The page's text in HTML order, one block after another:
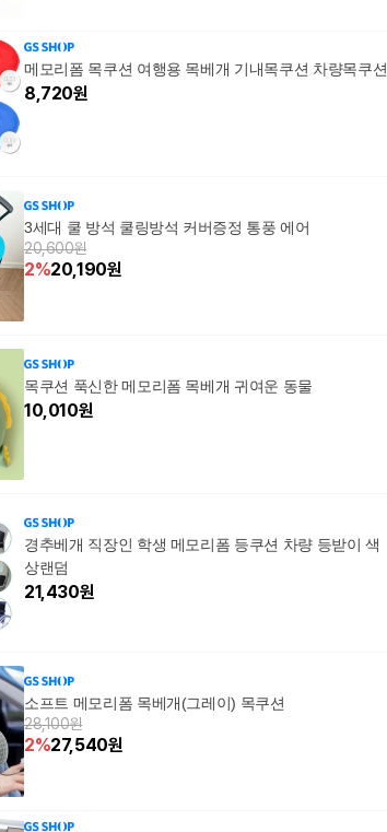
메모리폼 목쿠션 여행용 목베개 기내목쿠션 차량목쿠션
8,720원
3세대 쿨 방석 쿨링방석 커버증정 통풍 에어
20,600원
2%20,190원
목쿠션 푹신한 메모리폼 목베개 귀여운 동물
10,010원
경추베개 직장인 학생 메모리폼 등쿠션 차량 등받이 색
상랜덤
21,430원
소프트 메모리폼 목베개(그레이) 목쿠션
28,100원
2%27,540원